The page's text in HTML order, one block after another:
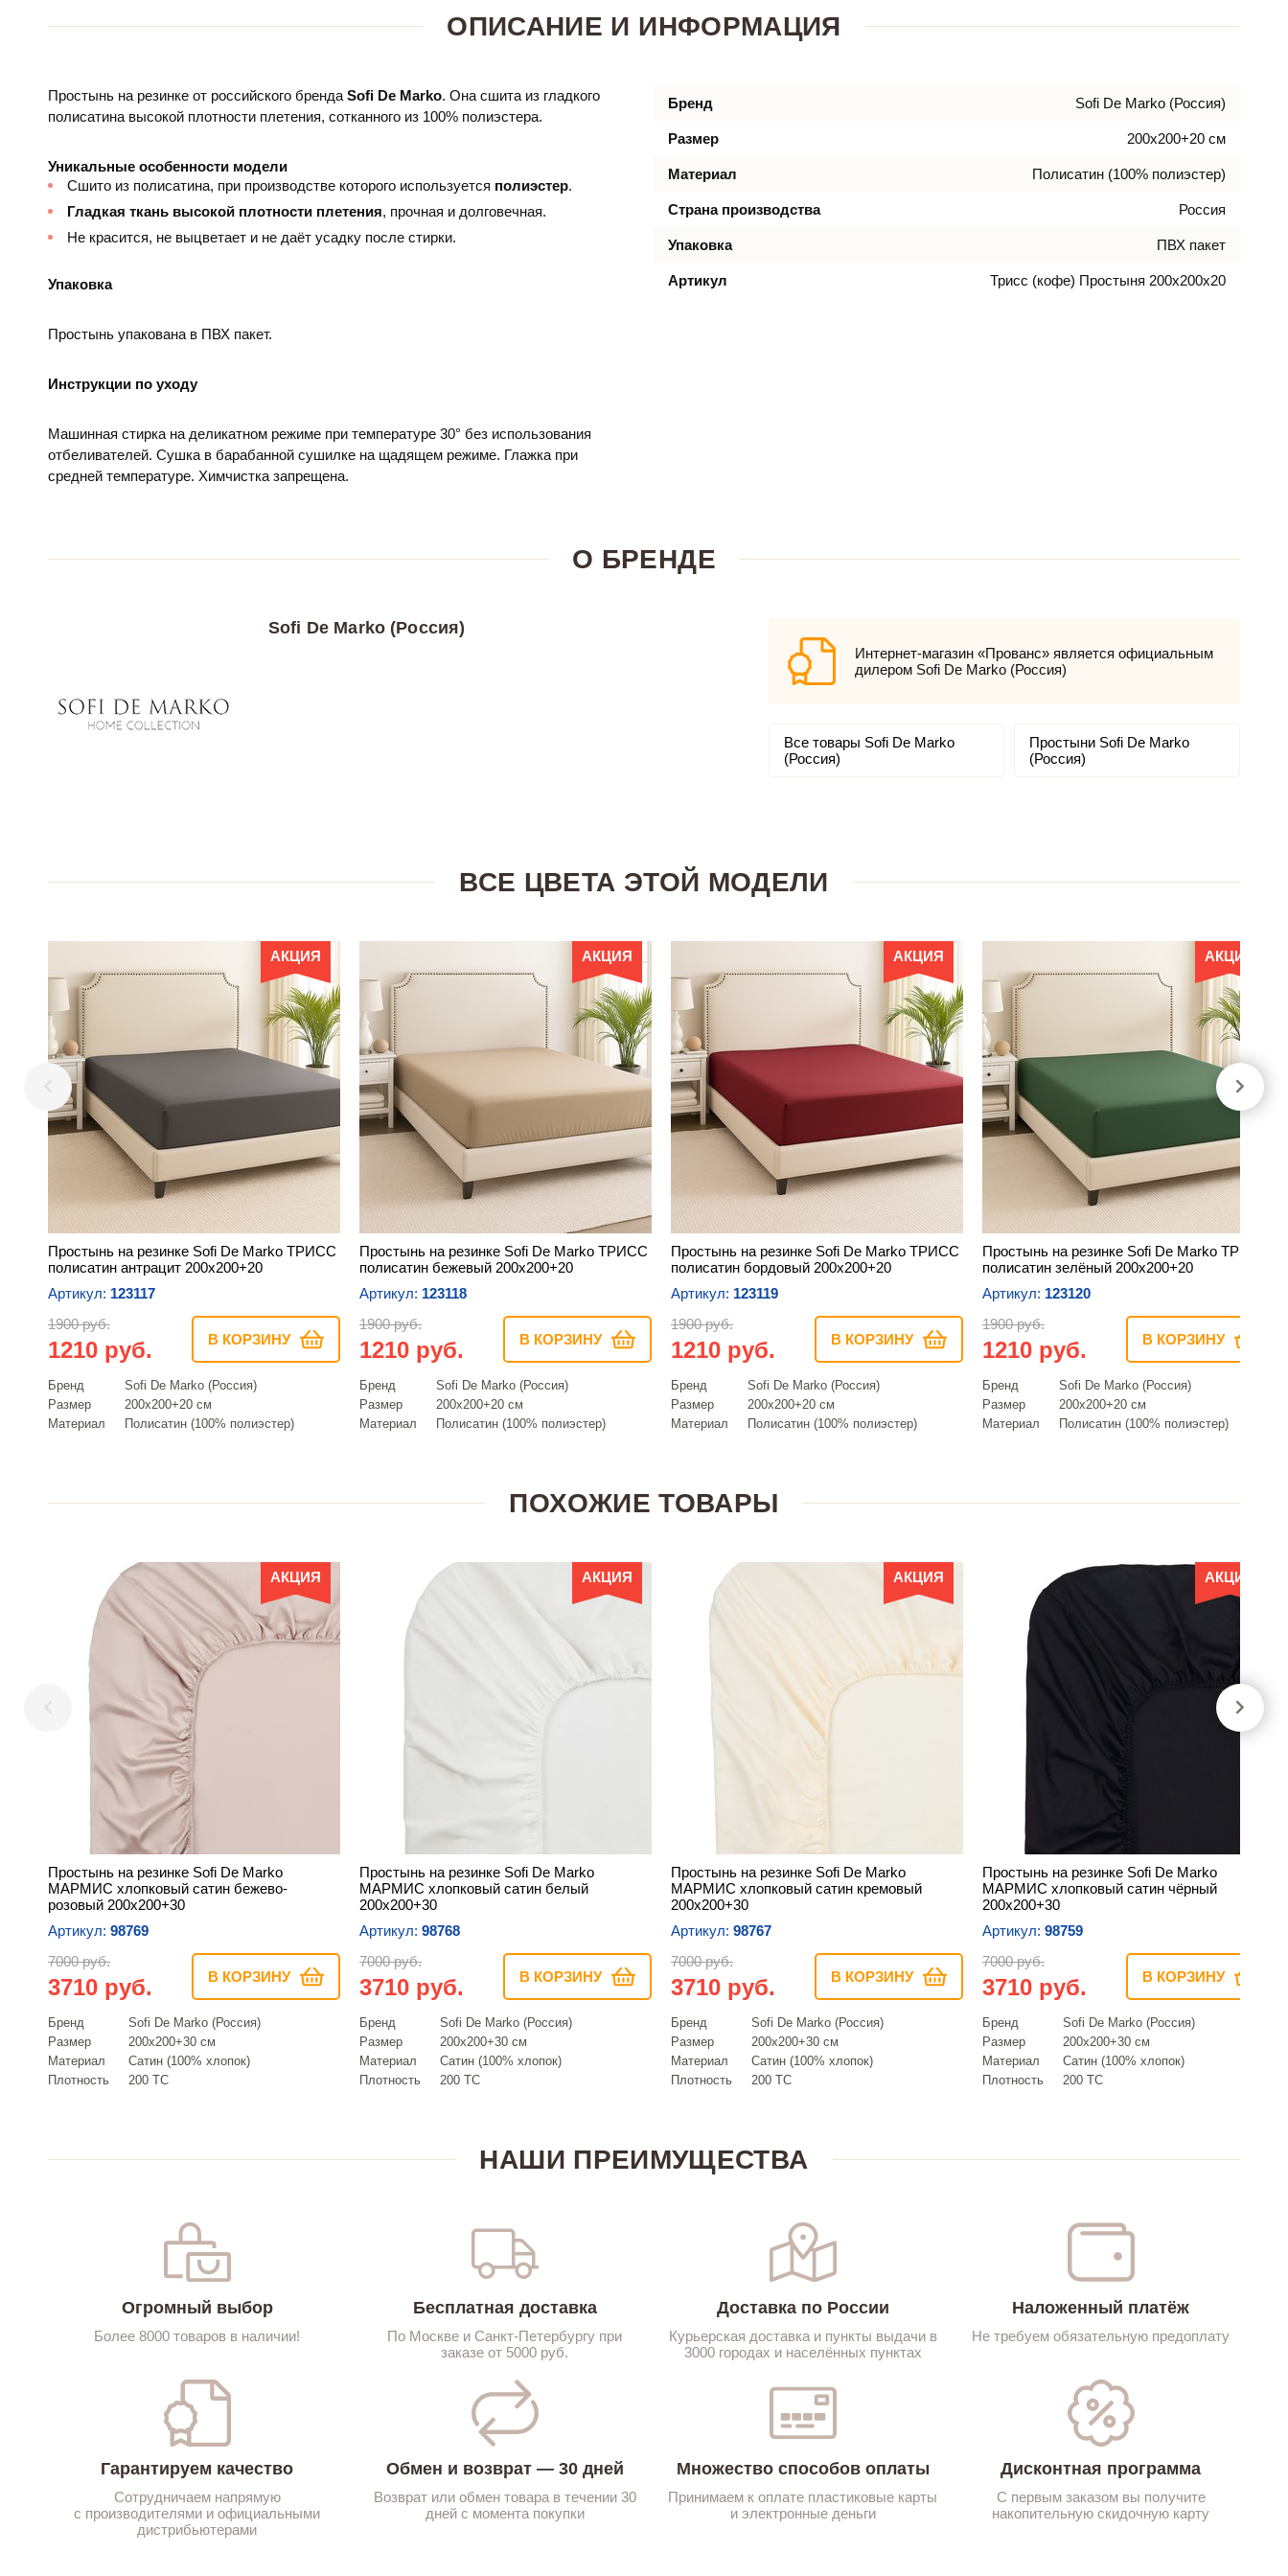
ОПИСАНИЕ И ИНФОРМАЦИЯ
Простынь на резинке от российского бренда Sofi De Marko. Она сшита из гладкого
полисатина высокой плотности плетения, сотканного из 100% полиэстера.
Уникальные особенности модели
Сшито из полисатина, при производстве которого используется полиэстер.
Гладкая ткань высокой плотности плетения, прочная и долговечная.
Не красится, не выцветает и не даёт усадку после стирки.
Упаковка
Простынь упакована в ПВХ пакет.
Инструкции по уходу
Машинная стирка на деликатном режиме при температуре 30° без использования
отбеливателей. Сушка в барабанной сушилке на щадящем режиме. Глажка при
средней температуре. Химчистка запрещена.
Бренд Sofi De Marko (Россия)
Размер 200х200+20 см
Материал Полисатин (100% полиэстер)
Страна производства Россия
Упаковка ПВХ пакет
Артикул Трисс (кофе) Простыня 200х200х20
О БРЕНДЕ
Sofi De Marko (Россия)
Интернет-магазин «Прованс» является официальным
дилером Sofi De Marko (Россия)
Все товары Sofi De Marko
(Россия)
Простыни Sofi De Marko
(Россия)
ВСЕ ЦВЕТА ЭТОЙ МОДЕЛИ
АКЦИЯ
Простынь на резинке Sofi De Marko ТРИСС
полисатин антрацит 200х200+20
Артикул: 123117
1900 руб.
1210 руб. В КОРЗИНУ
Бренд
Sofi De Marko (Россия)
Размер
200х200+20 см
Материал
Полисатин (100% полиэстер)
АКЦИЯ
Простынь на резинке Sofi De Marko ТРИСС
полисатин бежевый 200х200+20
Артикул: 123118
1900 руб.
1210 руб. В КОРЗИНУ
Бренд
Sofi De Marko (Россия)
Размер
200х200+20 см
Материал
Полисатин (100% полиэстер)
АКЦИЯ
Простынь на резинке Sofi De Marko ТРИСС
полисатин бордовый 200х200+20
Артикул: 123119
1900 руб.
1210 руб. В КОРЗИНУ
Бренд
Sofi De Marko (Россия)
Размер
200х200+20 см
Материал
Полисатин (100% полиэстер)
АКЦИЯ
Простынь на резинке Sofi De Marko ТРИСС
полисатин зелёный 200х200+20
Артикул: 123120
1900 руб.
1210 руб. В КОРЗИНУ
Бренд
Sofi De Marko (Россия)
Размер
200х200+20 см
Материал
Полисатин (100% полиэстер)
ПОХОЖИЕ ТОВАРЫ
АКЦИЯ
Простынь на резинке Sofi De Marko
МАРМИС хлопковый сатин бежево-
розовый 200х200+30
Артикул: 98769
7000 руб.
3710 руб. В КОРЗИНУ
Бренд
Sofi De Marko (Россия)
Размер
200х200+30 см
Материал
Сатин (100% хлопок)
Плотность
200 ТС
АКЦИЯ
Простынь на резинке Sofi De Marko
МАРМИС хлопковый сатин белый
200х200+30
Артикул: 98768
7000 руб.
3710 руб. В КОРЗИНУ
Бренд
Sofi De Marko (Россия)
Размер
200х200+30 см
Материал
Сатин (100% хлопок)
Плотность
200 ТС
АКЦИЯ
Простынь на резинке Sofi De Marko
МАРМИС хлопковый сатин кремовый
200х200+30
Артикул: 98767
7000 руб.
3710 руб. В КОРЗИНУ
Бренд
Sofi De Marko (Россия)
Размер
200х200+30 см
Материал
Сатин (100% хлопок)
Плотность
200 ТС
АКЦИЯ
Простынь на резинке Sofi De Marko
МАРМИС хлопковый сатин чёрный
200х200+30
Артикул: 98759
7000 руб.
3710 руб. В КОРЗИНУ
Бренд
Sofi De Marko (Россия)
Размер
200х200+30 см
Материал
Сатин (100% хлопок)
Плотность
200 ТС
НАШИ ПРЕИМУЩЕСТВА
Огромный выбор
Более 8000 товаров в наличии!
Бесплатная доставка
По Москве и Санкт-Петербургу при
заказе от 5000 руб.
Доставка по России
Курьерская доставка и пункты выдачи в
3000 городах и населённых пунктах
Наложенный платёж
Не требуем обязательную предоплату
Гарантируем качество
Сотрудничаем напрямую
с производителями и официальными
дистрибьютерами
Обмен и возврат — 30 дней
Возврат или обмен товара в течении 30
дней с момента покупки
Множество способов оплаты
Принимаем к оплате пластиковые карты
и электронные деньги
Дисконтная программа
С первым заказом вы получите
накопительную скидочную карту